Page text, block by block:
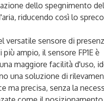
dello spegnimento
riducendo così lo
versatile sensore di
ampio, il sensore FP1E è
maggiore facilità d'uso,
una soluzione di
ma precisa, senza la